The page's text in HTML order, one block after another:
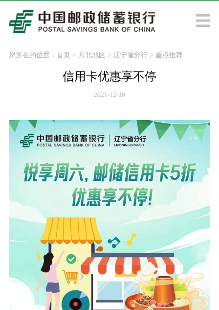
您所在的位置： 首页> 东北地区 > 辽宁省分行> 重点推荐
信用卡优惠享不停
2021-12-30